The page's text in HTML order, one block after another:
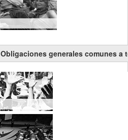
Obligaciones generales comunes a